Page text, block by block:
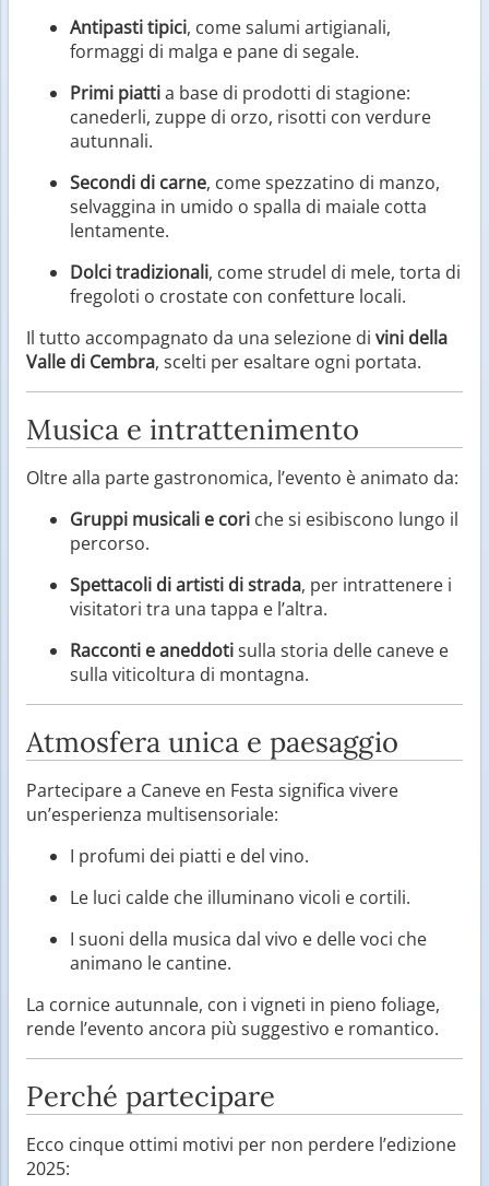
Antipasti tipici, come salumi artigianali,
formaggi di malga e pane di segale.
Primi piattia base di prodotti di stagione:
canederli, zuppe di orzo, risotti con verdure
autunnali.
Secondi di carne, come spezzatino di manzo,
selvaggina in umido o spalla di maiale cotta
lentamente.
Dolci tradizionali, come strudel di mele, torta di
fregoloti o crostate con confetture locali.
Il tutto accompagnato da una selezione di vini della
Valle di Cembra, scelti per esaltare ogni portata.
Musica e intrattenimento
Oltre alla parte gastronomica, l’evento è animato da:
Gruppi musicali e cori che si esibiscono lungo il
percorso.
Spettacoli di artisti di strada, per intrattenere i
visitatori tra una tappa e l’altra.
Racconti e aneddotisulla storia delle caneve e
sulla viticoltura di montagna.
Atmosfera unica e paesaggio
Partecipare a Caneve en Festa significa vivere
un’esperienza multisensoriale:
I profumi dei piatti e del vino.
Le luci calde che illuminano vicoli e cortili.
I suoni della musica dal vivo e delle voci che
animano le cantine.
La cornice autunnale, con i vigneti in pieno foliage,
rende l’evento ancora più suggestivo e romantico.
Perché partecipare
Ecco cinque ottimi motivi per non perdere l’edizione
2025: